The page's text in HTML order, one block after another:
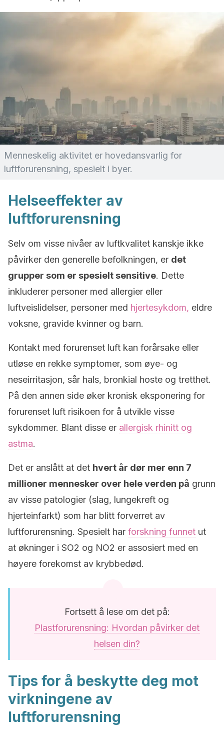
Menneskelig aktivitet er hovedansvarlig for
luftforurensning, spesielt i byer.
Helseeffekter av
luftforurensning
Selv om visse nivåer av luftkvalitet kanskje ikke
påvirker den generelle befolkningen, er det
grupper som er spesielt sensitive. Dette
inkluderer personer med allergier eller
luftveislidelser, personer med hjertesykdom, eldre
voksne, gravide kvinner og barn.
Kontakt med forurenset luft kan forårsake eller
utløse en rekke symptomer, som øye- og
neseirritasjon, sår hals, bronkial hoste og tretthet.
På den annen side øker kronisk eksponering for
forurenset luft risikoen for å utvikle visse
sykdommer. Blant disse er allergisk rhinitt og
astma.
Det er anslått at det hvert år dør mer enn 7
millioner mennesker over hele verden på grunn
av visse patologier (slag, lungekreft og
hjerteinfarkt) som har blitt forverret av
luftforurensning. Spesielt har forskning funnet ut
at økninger i SO2 og NO2 er assosiert med en
høyere forekomst av krybbedød.
Fortsett å lese om det på:
Plastforurensning: Hvordan påvirker det
helsen din?
Tips for å beskytte deg mot
virkningene av
luftforurensning